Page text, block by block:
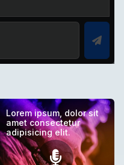
Lorem ipsum, dolor sit
amet consectetur
adipisicing elit.